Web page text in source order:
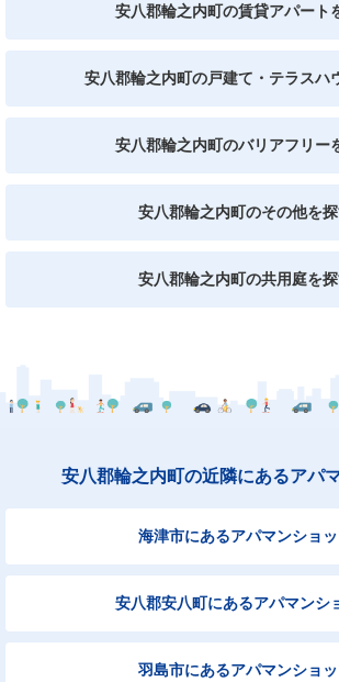
安八郡輪之内町の賃貸アパート
安八郡輪之内町の戸建て・テラスハ
安八郡輪之内町のバリアフリー
安八郡輪之内町のその他を
安八郡輪之内町の共用庭を
安八郡輪之内町の近隣にあるアパ
海津市にあるアパマンショ
安八郡安八町にあるアパマンシ
羽島市にあるアパマンショ